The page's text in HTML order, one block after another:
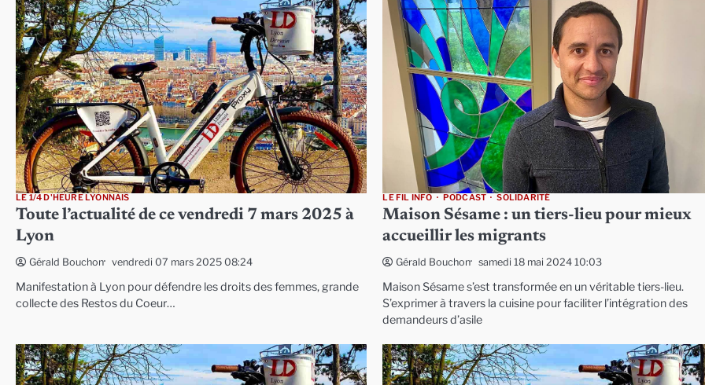
LE 1/4 D'HEURE LYONNAIS
Toute l’actualité de ce vendredi 7 mars 2025 à
Lyon
Gérald Bouchon vendredi 07 mars 2025 08:24
Manifestation à Lyon pour défendre les droits des femmes, grande
collecte des Restos du Coeur…
LE FIL INFO PODCAST SOLIDARITÉ
Maison Sésame : un tiers-lieu pour mieux
accueillir les migrants
Gérald Bouchon samedi 18 mai 2024 10:03
Maison Sésame s’est transformée en un véritable tiers-lieu.
S’exprimer à travers la cuisine pour faciliter l’intégration des
demandeurs d’asile